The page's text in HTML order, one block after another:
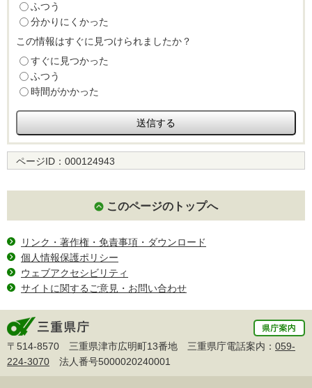
ふつう
分かりにくかった
この情報はすぐに見つけられましたか？
すぐに見つかった
ふつう
時間がかかった
ページID： 000124943
このページのトップへ
リンク・著作権・免責事項・ダウンロード
個人情報保護ポリシー
ウェブアクセシビリティ
サイトに関するご意見・お問い合わせ
〒514-8570 三重県津市広明町13番地 三重県庁電話案内： 059-
224-3070 法人番号5000020240001